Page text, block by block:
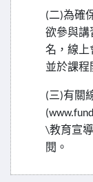
(二)為確
欲參與講
名，線上
並於課程
(三)有關
\教育宣導
閱。